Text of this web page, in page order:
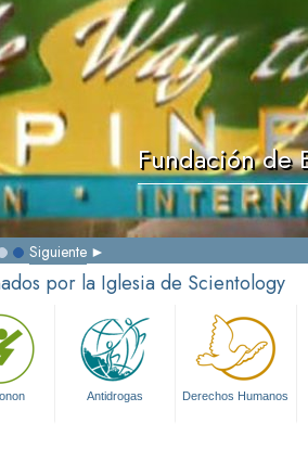
Fundación de
Siguiente
por la Iglesia de Scientology
Antidrogas Derechos Humanos